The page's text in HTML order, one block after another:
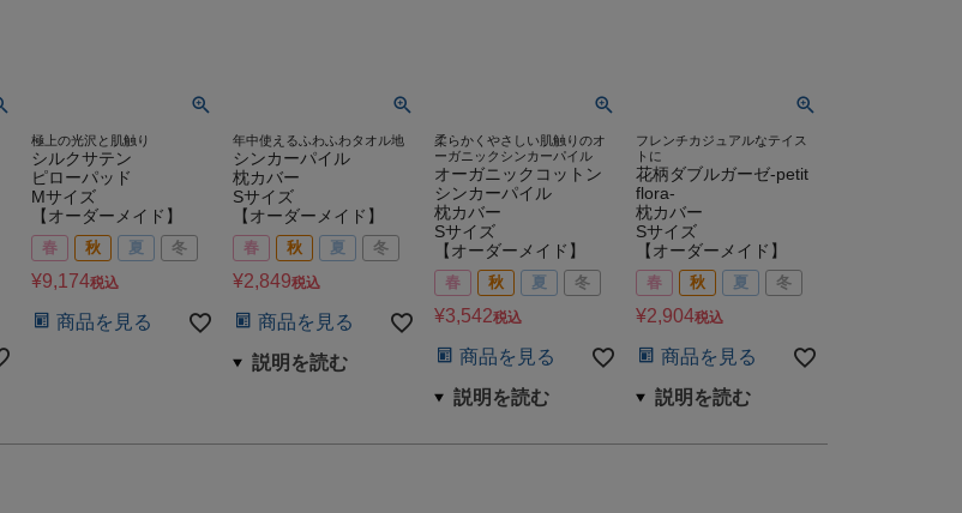
極上の光沢と肌触り
シルクサテン
ピローパッド
Mサイズ
【オーダーメイド】
春 秋 夏 冬
¥9,174税込
商品を見る
年中使えるふわふわタオル地
シンカーパイル
枕カバー
Sサイズ
【オーダーメイド】
春 秋 夏 冬
¥2,849税込
商品を見る
柔らかくやさしい肌触りのオ
ーガニックシンカーパイル
オーガニックコットン
シンカーパイル
枕カバー
Sサイズ
【オーダーメイド】
春 秋 夏 冬
¥3,542税込
商品を見る
フレンチカジュアルなテイス
トに
花柄ダブルガーゼ-petit
flora-
枕カバー
Sサイズ
【オーダーメイド】
春 秋 夏 冬
¥2,904税込
商品を見る